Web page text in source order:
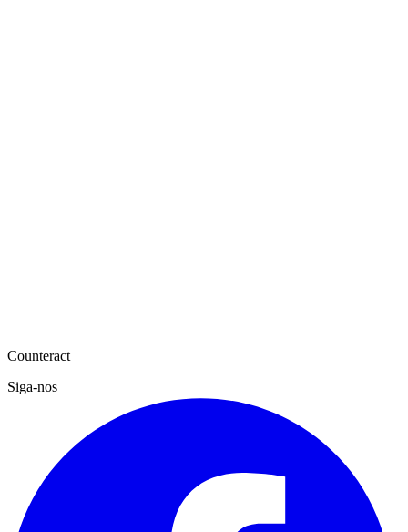
Counteract
Siga-nos